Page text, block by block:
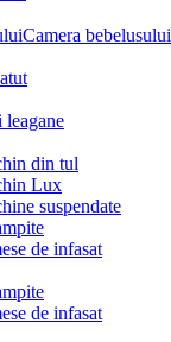
Camera bebelusului
leagane
din tul
Lux
suspendate
de infasat
de infasat